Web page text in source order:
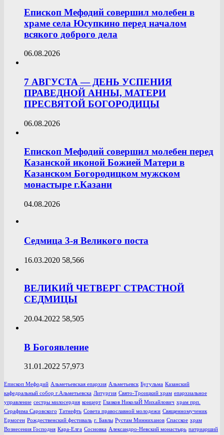
Епископ Мефодий совершил молебен в
храме села Юсупкино перед началом
всякого доброго дела
06.08.2026
7 АВГУСТА — ДЕНЬ УСПЕНИЯ
ПРАВЕДНОЙ АННЫ, МАТЕРИ
ПРЕСВЯТОЙ БОГОРОДИЦЫ
06.08.2026
Епископ Мефодий совершил молебен перед
Казанской иконой Божией Матери в
Казанском Богородицком мужском
монастыре г.Казани
04.08.2026
Седмица 3-я Великого поста
16.03.2020 58,566
ВЕЛИКИЙ ЧЕТВЕРГ СТРАСТНОЙ
СЕДМИЦЫ
20.04.2022 58,505
В Богоявление
31.01.2022 57,973
Епископ Мефодий Альметьевская епархия Альметьевск Бугульма Казанский
кафедральный собор г.Альметьевска Литургия Свято-Троицкий храм епархиальное
управление сестры милосердия концерт Глазков НиколаЙ Михайлович храм прп.
Серафима Саровского Татнефть Совета православной молодежи Священномученик
Ермоген Рождественский фестиваль г. Бавлы Рустам Минниханов Спасское храм
Вознесения Господня Кара-Елга Сосновка Александро-Невский монастырь патриарший